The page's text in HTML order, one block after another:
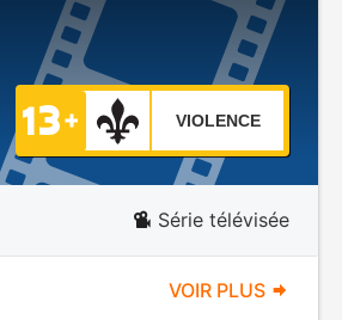
VIOLENCE
Série télévisée
VOIR PLUS